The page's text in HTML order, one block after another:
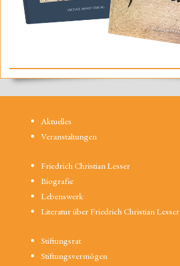
Aktuelles
Veranstaltungen
Friedrich Christian Lesser
Biografie
Lebenswerk
Literatur über Friedrich Christian Lesser
Stiftungsrat
Stiftungsvermögen